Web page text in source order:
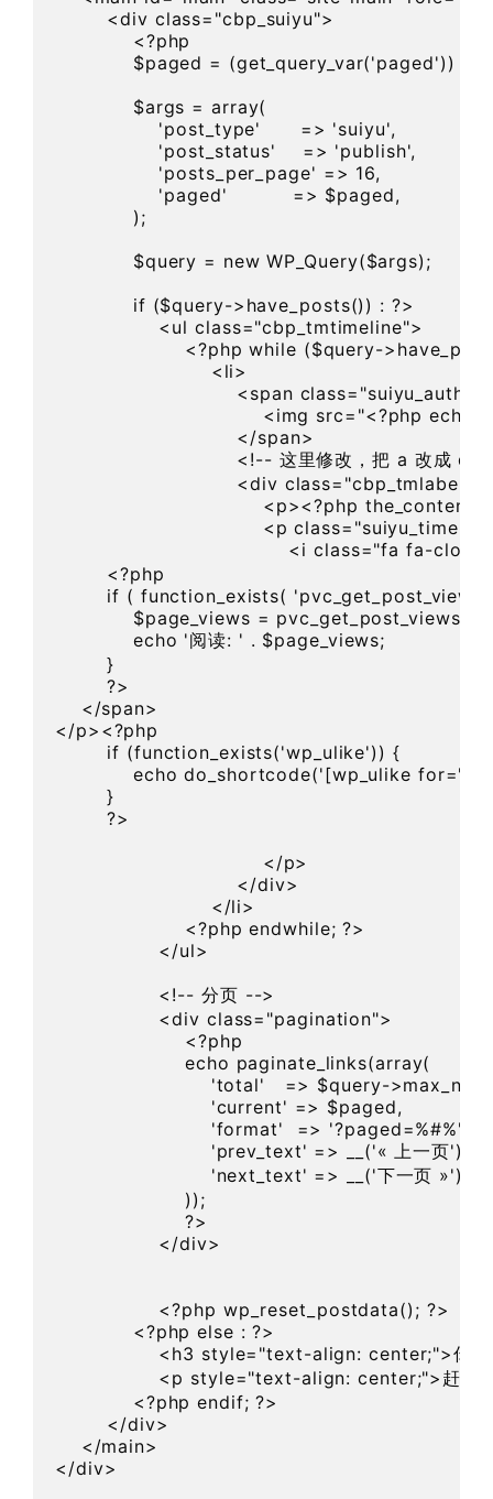
        <div class="cbp_suiyu">
            <?php
$paged = (get_query_var('paged')) ?
            $args = array(
                'post_type'      => 'suiyu',
                'post_status'    => 'publish',
                'posts_per_page' => 16,
                'paged'          => $paged,
            );
            $query = new WP_Query($args);
            if ($query->have_posts()) : ?>
                <ul class="cbp_tmtimeline">
<?php while ($query-
                        <li>
<span
<img src="<?php
                            </span>
<!-- 这里修改，把 a 改成
                            <div class="cbp_tmlabel">
<p><?php
                                <p class="suiyu_time">
<i
        <?php
if ( function_exists( 'pvc_get_post_views'
$page_views = pvc_get_post_views(
            echo '阅读: ' . $page_views;
        }
        ?>
    </span>
</p><?php
        if (function_exists('wp_ulike')) {
echo do_shortcode('[wp_ulike
        }
        ?>
                                </p>
                            </div>
                        </li>
                    <?php endwhile; ?>
                </ul>
                <!-- 分页 -->
                <div class="pagination">
                    <?php
                    echo paginate_links(array(
'total'   => $query-
                        'current' => $paged,
                        'format'  => '?paged=%#%',
                        'prev_text' => __('« 上一页'),
                        'next_text' => __('下一页 »'),
                    ));
                    ?>
                </div>
                <?php wp_reset_postdata(); ?>
            <?php else : ?>
<h3 style="text-align: center;">
<p style="text-align: center;">
            <?php endif; ?>
        </div>
    </main>
</div>